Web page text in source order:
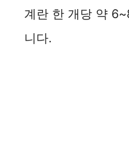
계란 한 개당 약
니다.